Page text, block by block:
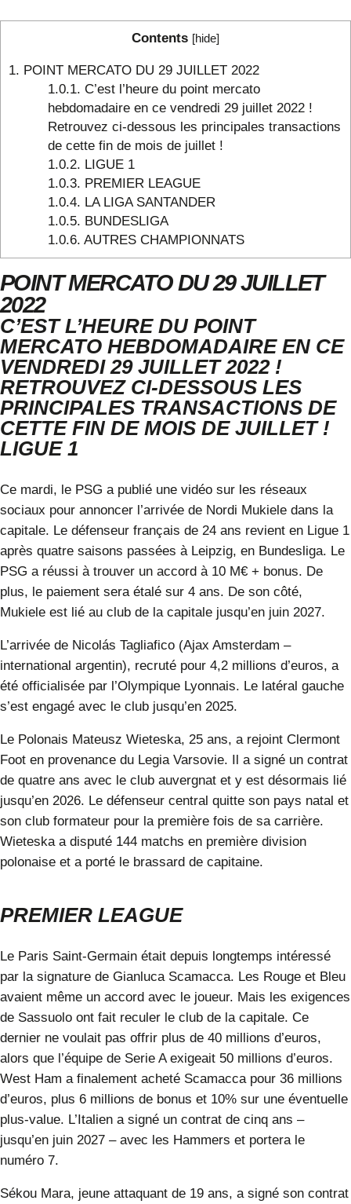
Contents [hide]
1. POINT MERCATO DU 29 JUILLET 2022
1.0.1. C’est l’heure du point mercato
hebdomadaire en ce vendredi 29 juillet 2022 !
Retrouvez ci-dessous les principales transactions
de cette fin de mois de juillet !
1.0.2. LIGUE 1
1.0.3. PREMIER LEAGUE
1.0.4. LA LIGA SANTANDER
1.0.5. BUNDESLIGA
1.0.6. AUTRES CHAMPIONNATS
POINT MERCATO DU 29 JUILLET
2022
C’EST L’HEURE DU POINT
MERCATO HEBDOMADAIRE EN CE
VENDREDI 29 JUILLET 2022 !
RETROUVEZ CI-DESSOUS LES
PRINCIPALES TRANSACTIONS DE
CETTE FIN DE MOIS DE JUILLET !
LIGUE 1
Ce mardi, le PSG a publié une vidéo sur les réseaux
sociaux pour annoncer l’arrivée de Nordi Mukiele dans la
capitale. Le défenseur français de 24 ans revient en Ligue 1
après quatre saisons passées à Leipzig, en Bundesliga. Le
PSG a réussi à trouver un accord à 10 M€ + bonus. De
plus, le paiement sera étalé sur 4 ans. De son côté,
Mukiele est lié au club de la capitale jusqu’en juin 2027.
L’arrivée de Nicolás Tagliafico (Ajax Amsterdam –
international argentin), recruté pour 4,2 millions d’euros, a
été officialisée par l’Olympique Lyonnais. Le latéral gauche
s’est engagé avec le club jusqu’en 2025.
Le Polonais Mateusz Wieteska, 25 ans, a rejoint Clermont
Foot en provenance du Legia Varsovie. Il a signé un contrat
de quatre ans avec le club auvergnat et y est désormais lié
jusqu’en 2026. Le défenseur central quitte son pays natal et
son club formateur pour la première fois de sa carrière.
Wieteska a disputé 144 matchs en première division
polonaise et a porté le brassard de capitaine.
PREMIER LEAGUE
Le Paris Saint-Germain était depuis longtemps intéressé
par la signature de Gianluca Scamacca. Les Rouge et Bleu
avaient même un accord avec le joueur. Mais les exigences
de Sassuolo ont fait reculer le club de la capitale. Ce
dernier ne voulait pas offrir plus de 40 millions d’euros,
alors que l’équipe de Serie A exigeait 50 millions d’euros.
West Ham a finalement acheté Scamacca pour 36 millions
d’euros, plus 6 millions de bonus et 10% sur une éventuelle
plus-value. L’Italien a signé un contrat de cinq ans –
jusqu’en juin 2027 – avec les Hammers et portera le
numéro 7.
Sékou Mara, jeune attaquant de 19 ans, a signé son contrat